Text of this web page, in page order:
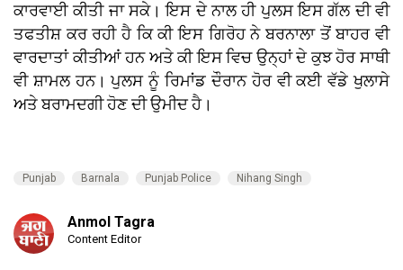
ਕਾਰਵਾਈ ਕੀਤੀ ਜਾ ਸਕੇ। ਇਸ ਦੇ ਨਾਲ ਹੀ ਪੁਲਸ ਇਸ ਗੱਲ ਦੀ ਵੀ
ਤਫਤੀਸ਼ ਕਰ ਰਹੀ ਹੈ ਕਿ ਕੀ ਇਸ ਗਿਰੋਹ ਨੇ ਬਰਨਾਲਾ ਤੋਂ ਬਾਹਰ ਵੀ
ਵਾਰਦਾਤਾਂ ਕੀਤੀਆਂ ਹਨ ਅਤੇ ਕੀ ਇਸ ਵਿਚ ਉਨ੍ਹਾਂ ਦੇ ਕੁਝ ਹੋਰ ਸਾਥੀ
ਵੀ ਸ਼ਾਮਲ ਹਨ। ਪੁਲਸ ਨੂੰ ਰਿਮਾਂਡ ਦੌਰਾਨ ਹੋਰ ਵੀ ਕਈ ਵੱਡੇ ਖੁਲਾਸੇ
ਅਤੇ ਬਰਾਮਦਗੀ ਹੋਣ ਦੀ ਉਮੀਦ ਹੈ।
Punjab Barnala Punjab Police Nihang Singh
Anmol Tagra
Content Editor